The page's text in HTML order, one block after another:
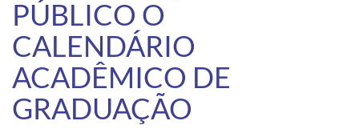
PÚBLICO O
CALENDÁRIO
ACADÊMICO DE
GRADUAÇÃO